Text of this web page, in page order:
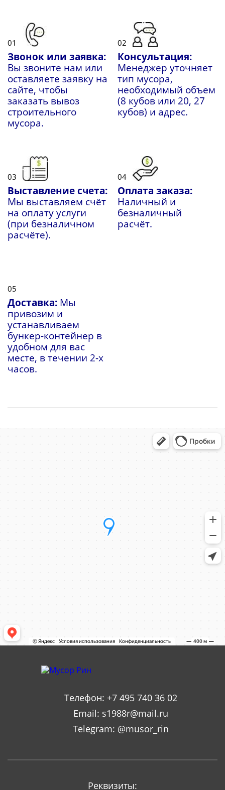
01
Звонок или заявка:
Вы звоните нам или
оставляете заявку на
сайте, чтобы
заказать вывоз
строительного
мусора.
02
Консультация:
Менеджер уточняет
тип мусора,
необходимый объем
(8 кубов или 20, 27
кубов) и адрес.
03
Выставление счета:
Мы выставляем счёт
на оплату услуги
(при безналичном
расчёте).
04
Оплата заказа:
Наличный и
безналичный
расчёт.
05
Доставка: Мы
привозим и
устанавливаем
бункер-контейнер в
удобном для вас
месте, в течении 2-х
часов.
Телефон: +7 495 740 36 02
Email: s1988r@mail.ru
Telegram: @musor_rin
Реквизиты: